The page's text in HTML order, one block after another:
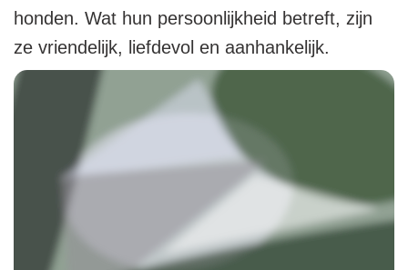
honden. Wat hun persoonlijkheid betreft, zijn
ze vriendelijk, liefdevol en aanhankelijk.